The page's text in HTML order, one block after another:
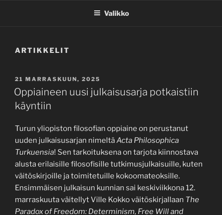
Valikko
ARTIKKELIT
JULKAISTU
21 MARRASKUUN, 2025
Oppiaineen uusi julkaisusarja potkaistiin
käyntiin
Turun yliopiston filosofian oppiaine on perustanut
uuden julkaisusarjan nimeltäActa Philosophica
Turkuensia! Sen tarkoituksena on tarjota kiinnostava
alusta erilaisille filosofisille tutkimusjulkaisuille, kuten
väitöskirjoille ja toimitetuille kokoomateoksille.
Ensimmäisen julkaisun kunnian sai keskiviikkona 12.
marraskuuta väitellyt Ville Kokko väitöskirjallaan The
Paradox of Freedom: Determinism, Free Will and